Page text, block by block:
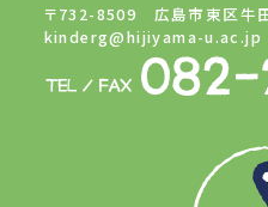
〒732-8509 広島市東区牛
kinderg@hijiyama-u.ac.jp